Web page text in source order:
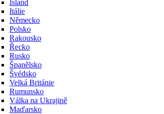
Island
Itálie
Německo
Polsko
Rakousko
Řecko
Rusko
Španělsko
Švédsko
Velká Británie
Rumunsko
Válka na Ukrajině
Maďarsko